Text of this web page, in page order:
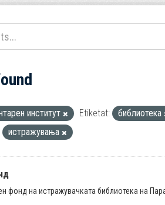
институт Etiketat:
библиотека
истражувања
фонд на истражувачката библиотека на